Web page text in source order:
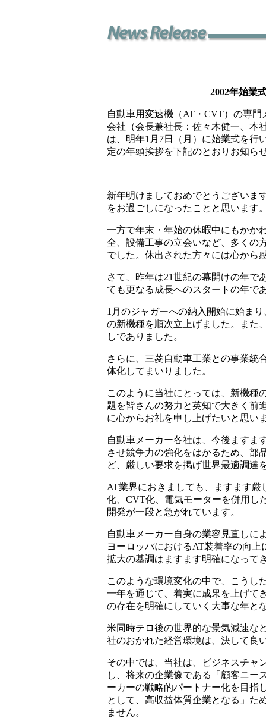
2002年始業
自動車用変速機（AT・CVT）の専
会社（会長兼社長：佐々木健一、本
は、 明年1月7日（月）に始業式を行
定の年頭挨拶を下記のとおりお知ら
新年明けましておめでとうございま
をお過ごしになったことと思います
一方で年末・年始の休暇中にもかか
全、設備工事の立会いなど、多くの
でした。休出された方々には心から
さて、昨年は21世紀の幕開けの年で
ても更なる成長へのスタートの年で
1月のジャガーへの納入開始に始ま
の新機種を順次立上げました。また
しでありました。
さらに、三菱自動車工業との事業統
体化してまいりました。
このように当社にとっては、新機種
題を皆さんの努力と英知で大きく前
に心からお礼を申し上げたいと思い
自動車メーカー各社は、今後ますま
させ競争力の強化をはかるため、部
ど、厳しい要求を掲げ世界最適調達
AT業界におきましても、ますます
化、CVT化、電気モーターを併用し
開発が一段と急がれています。
自動車メーカー自身の業容見直しに
ヨーロッパにおけるAT装着率の向
拡大の基調はますます明確になって
このような環境変化の中で、こうし
一年を通じて、着実に成果を上げて
の存在を明確にしていく大事な年と
米同時テロ後の世界的な景気減速な
社のおかれた経営環境は、決して良
その中では、当社は、ビジネスチャ
し、将来の企業像である「顧客ニー
ーカーの戦略的パートナー化を目指
として、高収益体質企業となる」た
ません。